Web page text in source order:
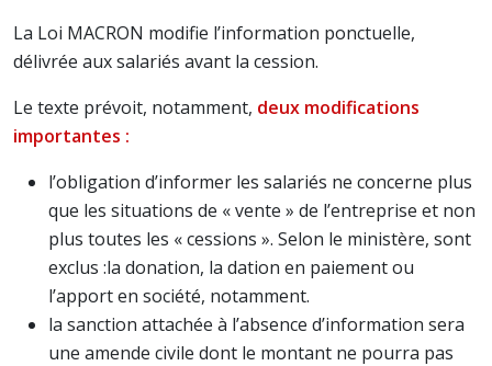
La Loi MACRON modifie l’information ponctuelle,
délivrée aux salariés avant la cession.
Le texte prévoit, notamment, deux modifications
importantes :
l’obligation d’informer les salariés ne concerne plus
que les situations de « vente » de l’entreprise et non
plus toutes les « cessions ». Selon le ministère, sont
exclus :la donation, la dation en paiement ou
l’apport en société, notamment.
la sanction attachée à l’absence d’information sera
une amende civile dont le montant ne pourra pas